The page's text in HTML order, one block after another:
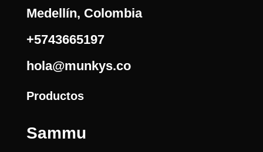
Medellín, Colombia
+5743665197
hola@munkys.co
Productos
Sammu